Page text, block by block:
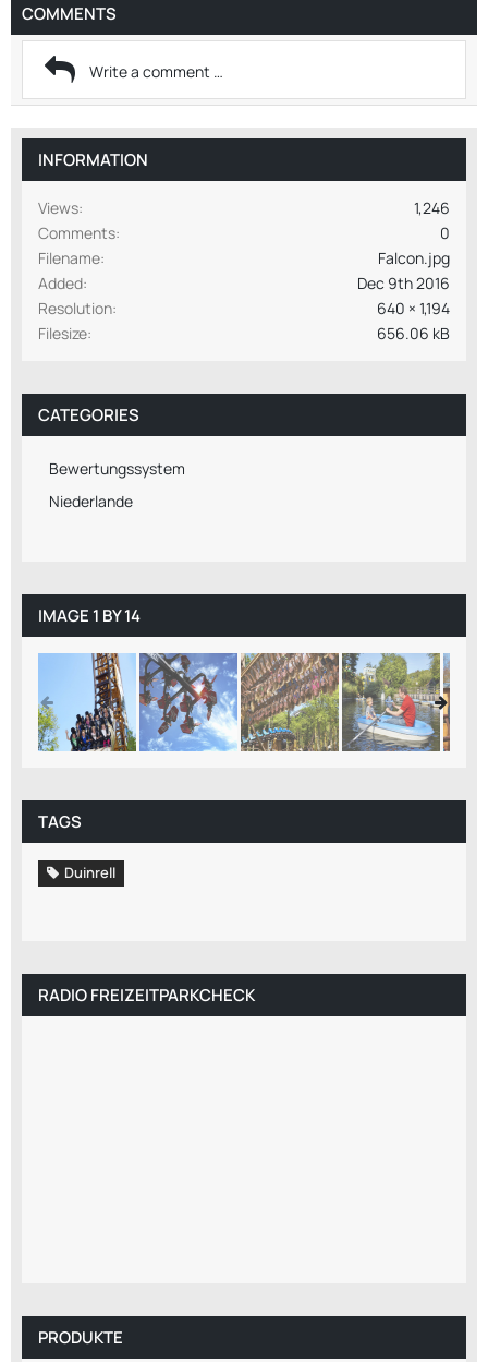
COMMENTS
INFORMATION
Views
1,246
Comments
0
Filename
Falcon.jpg
Added
Dec 9th 2016
Resolution
640 × 1,194
Filesize
656.06 kB
CATEGORIES
Bewertungssystem
Niederlande
IMAGE 1 BY 14
TAGS
Duinrell
RADIO FREIZEITPARKCHECK
PRODUKTE